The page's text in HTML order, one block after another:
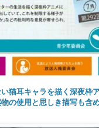
い猫耳キャラを描く深夜枠
の使用と思しき描写も含